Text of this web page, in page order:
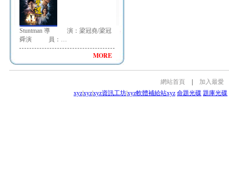
Stuntman 導 演：梁冠堯/梁冠
舜演 員：…
MORE
網站首頁
加入最愛
xyzxyzxyz資訊工坊xyz軟體補給站xyz 命題光碟 題庫光碟